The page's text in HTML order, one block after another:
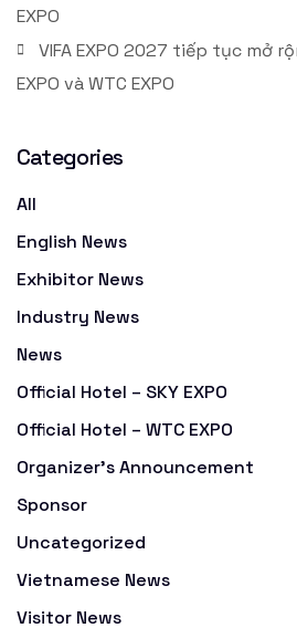
EXPO
VIFA EXPO 2027 tiếp tục mở
EXPO và WTC EXPO
Categories
All
English News
Exhibitor News
Industry News
News
Official Hotel – SKY EXPO
Official Hotel – WTC EXPO
Organizer's Announcement
Sponsor
Uncategorized
Vietnamese News
Visitor News